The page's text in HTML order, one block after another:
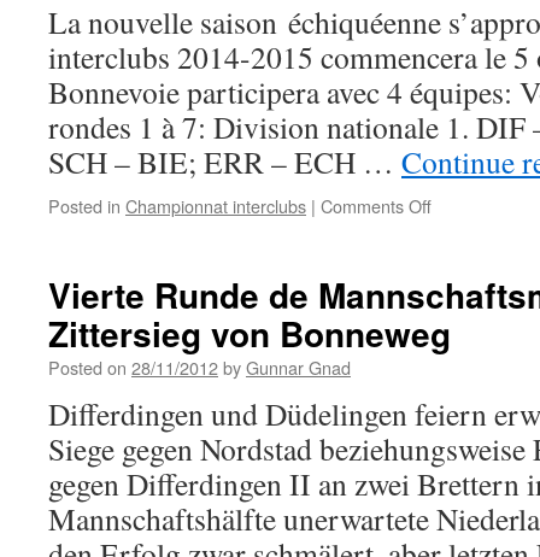
La nouvelle saison échiquéenne
interclubs 2014-2015 commencera le
Bonnevoie participera avec 4 équipes:
rondes 1 à 7: Division nationale 1.
SCH – BIE; ERR – ECH … Continue
Posted in Championnat interclubs | Comments Offon
2015:
Calendrier
+
rondes
1
à
7
Vierte Runde de
Zittersieg von Bonneweg
Posted on 28/11/2012byGunnar Gnad
Differdingen und Düdelingen feiern
Siege gegen Nordstad
gegen Differdingen II an zwei Brettern
Mannschaftshälfte unerwartete